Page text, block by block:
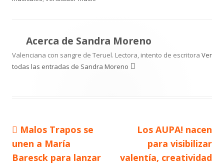
Acerca de Sandra Moreno
Valenciana con sangre de Teruel. Lectora, intento de escritora Ver
todas las entradas de Sandra Moreno
Navegación
de
Artículo
anterior
Malos Trapos se
unen a María
Baresck para lanzar
Artículo
siguiente
Los AUPA! nacen
para visibilizar
valentía, creatividad